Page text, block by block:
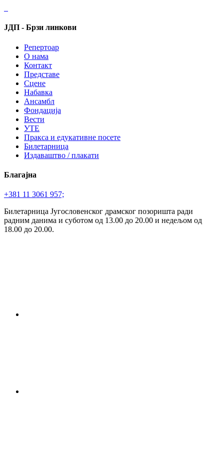
ЈДП - Брзи линкови
Репертоар
О нама
Контакт
Представе
Сцене
Набавка
Ансамбл
Фондација
Вести
УТЕ
Пракса и едукативне посете
Билетарница
Издаваштво / плакати
Благајна
+381 11 3061 957;
Билетарница Југословенског драмског позоришта ради
радним данима и суботом од 13.00 до 20.00 и недељом од
18.00 до 20.00.